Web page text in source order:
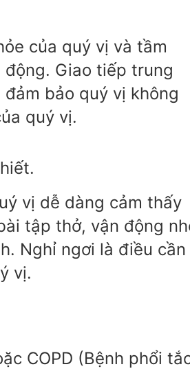
của quý vị và tầm
Giao tiếp trung
bảo quý vị không
quý vị.
vị dễ dàng cảm thấy
tập thở, vận động
Nghỉ ngơi là điều cần
vị.
COPD (Bệnh phổi